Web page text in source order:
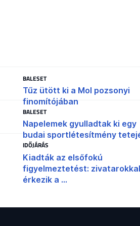
BALESET
Tűz ütött ki a Mol pozsonyi
finomítójában
BALESET
Napelemek gyulladtak ki egy
budai sportlétesítmény
IDŐJÁRÁS
Kiadták az elsőfokú
figyelmeztetést: zivatarokkal
érkezik a ...